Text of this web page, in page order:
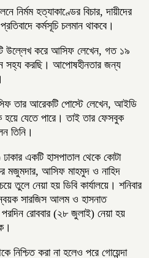
নির্মম হত্যাকাণ্ডের বিচার, দায়ীদের
কর্মসূচি চলমান থাকবে।
উল্লেখ করে আসিফ লেখেন, গত ১৯
সহ্য করছি। আপোষহীনতার জন্য
তার আরেকটি পোস্টে লেখেন, আইডি
হয়ে যেতে পারে। তাই তার ফেসবুক
তিনি।
একটি হাসপাতাল থেকে কোটা
মজুমদার, আসিফ মাহমুদ ও নাহিদ
তুলে নেয়া হয় ডিবি কার্যালয়ে। শনিবার
সারজিস আলম ও হাসনাত
রোববার (২৮ জুলাই) নেয়া হয়
নিশ্চিত করা না হলেও পরে গোয়েন্দা